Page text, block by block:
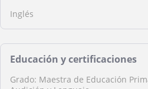
Inglés
Educación y certificaciones
Grado: Maestra de Educación